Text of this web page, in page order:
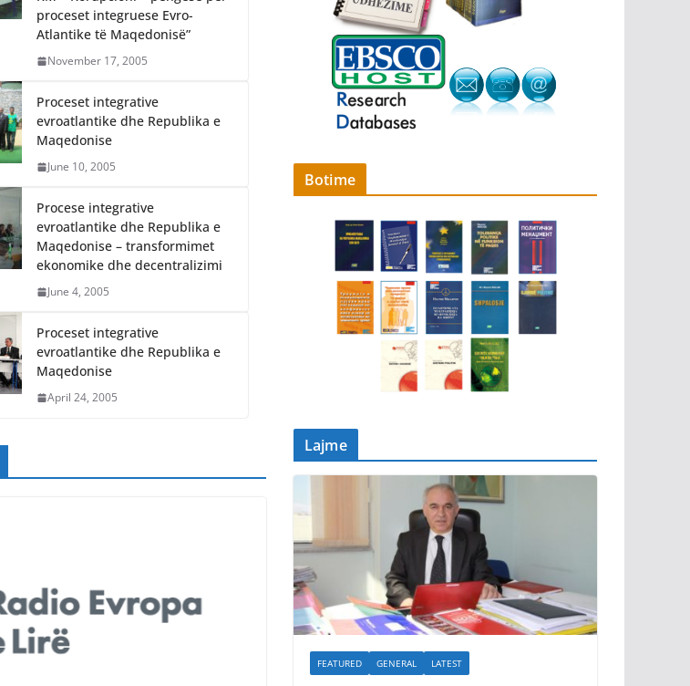
proceset integruese Evro-
Atlantike të Maqedonisë”
November 17, 2005
Proceset integrative
evroatlantike dhe Republika e
Maqedonise
June 10, 2005
Procese integrative
evroatlantike dhe Republika e
Maqedonise – transformimet
ekonomike dhe decentralizimi
June 4, 2005
Proceset integrative
evroatlantike dhe Republika e
Maqedonise
April 24, 2005
Botime
Lajme
FEATURED GENERAL LATEST